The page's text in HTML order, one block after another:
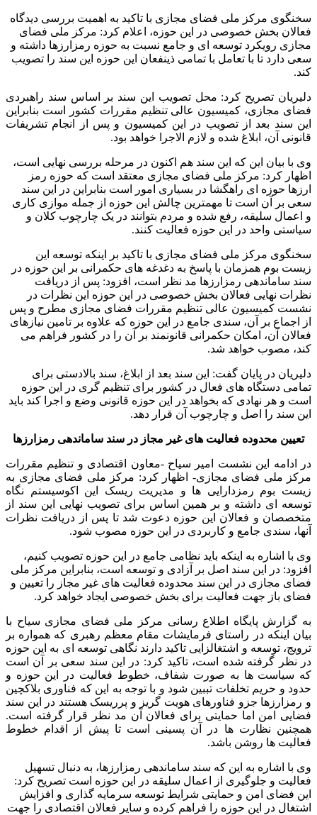
سخنگوی مرکز ملی فضای مجازی با تاکید به اهمیت بررسی دیدگاه
فعالان بخش خصوصی در این حوزه، اعلام کرد: مرکز ملی فضای
مجازی رویکرد توسعه ای و جامع نسبت به حوزه رمزارزها داشته و
سعی دارد تا با تعامل با تمامی ذینفعان این حوزه این سند را تصویب
کند.
دلیریان تصریح کرد: محل تصویب این سند بر اساس سند راهبردی
فضای مجازی، کمیسیون عالی تنظیم مقررات کشور است بنابراین
این سند بعد از تصویب در این کمیسیون و پس از انجام تشریفات
قانونی آن، ابلاغ شده و لازم الاجرا خواهد بود.
وی با بیان این که این سند هم اکنون در مرحله بررسی نهایی است،
اظهار کرد: مرکز ملی فضای مجازی معتقد است که حوزه رمز
ارزها حوزه ای راهگشا در بسیاری امور است بنابراین در این سند
سعی بر آن است تا مهمترین چالش این حوزه از جمله موازی کاری
و اعمال سلیقه، رفع شده و مردم بتوانند در یک چارچوب کلان و
سیاستی واحد در این حوزه فعالیت کنند.
سخنگوی مرکز ملی فضای مجازی با تاکید بر اینکه توسعه این
زیست بوم همزمان با پاسخ به دغدغه های حکمرانی بر این حوزه در
سند ساماندهی رمزارزها مد نظر است، افزود: پس از دریافت
نظرات نهایی فعالان بخش خصوصی در این حوزه این نظرات در
نشست کمیسیون عالی تنظیم مقررات فضای مجازی مطرح و پس
از اجماع بر آن، سندی جامع در این حوزه که علاوه بر تامین نیازهای
فعالان آن، امکان حکمرانی قانونمند بر آن را در کشور فراهم می
کند، مصوب خواهد شد.
دلیریان در پایان گفت: این سند بعد از ابلاغ، سند بالادستی برای
تمامی دستگاه های فعال در کشور برای تنظیم گری در این حوزه
است و هر نهادی که بخواهد در این حوزه قانونی وضع و اجرا کند باید
این سند را اصل و چارچوب آن قرار دهد.
تعیین محدوده فعالیت های غیر مجاز در سند ساماندهی رمزارزها
در ادامه این نشست امیر سیاح -معاون اقتصادی و تنظیم مقررات
مرکز ملی فضای مجازی- اظهار کرد: مرکز ملی فضای مجازی به
زیست بوم رمزدارایی ها و مدیریت ریسک این اکوسیستم نگاه
توسعه ای داشته و بر همین اساس برای تصویب نهایی این سند از
متخصصان و فعالان این حوزه دعوت شد تا پس از دریافت نظرات
آنها، سندی جامع و کاربردی در این حوزه مصوب شود.
وی با اشاره به اینکه باید نظامی جامع در این حوزه تصویب کنیم،
افزود: در این سند اصل بر آزادی و توسعه است، بنابراین مرکز ملی
فضای مجازی در این سند محدوده فعالیت های غیر مجاز را تعیین و
فضای باز جهت فعالیت برای بخش خصوصی ایجاد خواهد کرد.
به گزارش پایگاه اطلاع رسانی مرکز ملی فضای مجازی سیاح با
بیان اینکه در راستای فرمایشات مقام معظم رهبری که همواره بر
ترویج، توسعه و اشتغالزایی تاکید دارند نگاهی توسعه ای به این حوزه
در نظر گرفته شده است، تاکید کرد: در این سند سعی بر آن است
که سیاست ها به صورت شفاف، خطوط فعالیت در این حوزه و
حدود و حریم تخلفات تببین شود و با توجه به این که فناوری بلاکچین
و رمزارزها جزو فناورهای هویت گریز و پرریسک هستند در این سند
فضایی امن اما حمایتی برای فعالان آن مد نظر قرار گرفته است.
همچنین نظارت ها در آن پسینی است تا پیش از اقدام خطوط
فعالیت ها روشن باشد.
وی با اشاره به این که سند ساماندهی رمزارزها، به دنبال تسهیل
فعالیت و جلوگیری از اعمال سلیقه در این حوزه است تصریح کرد:
این فضای امن و حمایتی شرایط توسعه سرمایه گذاری و افزایش
اشتغال در این حوزه را فراهم کرده و سایر فعالان اقتصادی را جهت